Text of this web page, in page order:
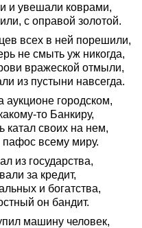
и увешали коврами,
с оправой золотой.
всех в ней порешили,
не смыть уж никогда,
вражеской отмыли,
из пустыни навсегда.
аукционе городском,
то Банкиру,
катал своих на нем,
всему миру.
из государства,
за кредит,
и богатства,
он бандит.
машину человек,